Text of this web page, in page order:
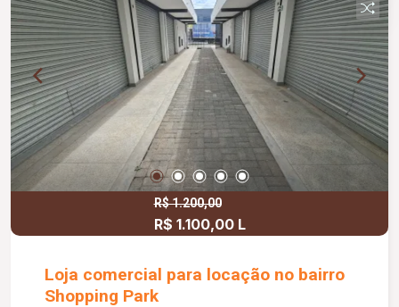
R$ 1.200,00
R$ 1.100,00 L
Loja comercial para locação no bairro
Shopping Park